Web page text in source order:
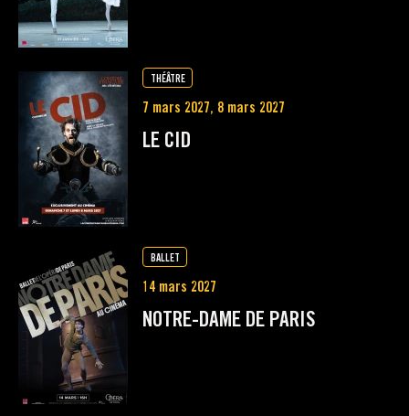
THÉÂTRE
7 mars 2027, 8 mars 2027
LE CID
BALLET
14 mars 2027
NOTRE-DAME DE PARIS